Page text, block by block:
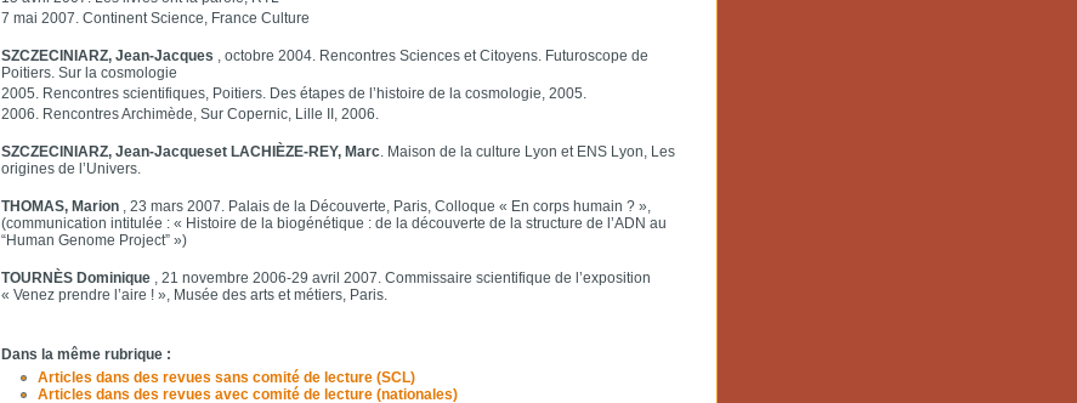
7 mai 2007. Continent Science, France Culture
SZCZECINIARZ, Jean-Jacques , octobre 2004. Rencontres Sciences et Citoyens. Futuroscope de
Poitiers. Sur la cosmologie
2005. Rencontres scientifiques, Poitiers. Des étapes de l’histoire de la cosmologie, 2005.
2006. Rencontres Archimède, Sur Copernic, Lille II, 2006.
SZCZECINIARZ, Jean-Jacqueset LACHIÈZE-REY, Marc. Maison de la culture Lyon et ENS Lyon, Les
origines de l’Univers.
THOMAS, Marion, 23 mars 2007. Palais de la Découverte, Paris, Colloque « En corps humain ? »,
(communication intitulée : « Histoire de la biogénétique : de la découverte de la structure de l’ADN au
“Human Genome Project” »)
TOURNÈS Dominique, 21 novembre 2006-29 avril 2007. Commissaire scientifique de l’exposition
« Venez prendre l’aire ! », Musée des arts et métiers, Paris.
Dans la même rubrique :
Articles dans des revues sans comité de lecture (SCL)
Articles dans des revues avec comité de lecture (nationales)